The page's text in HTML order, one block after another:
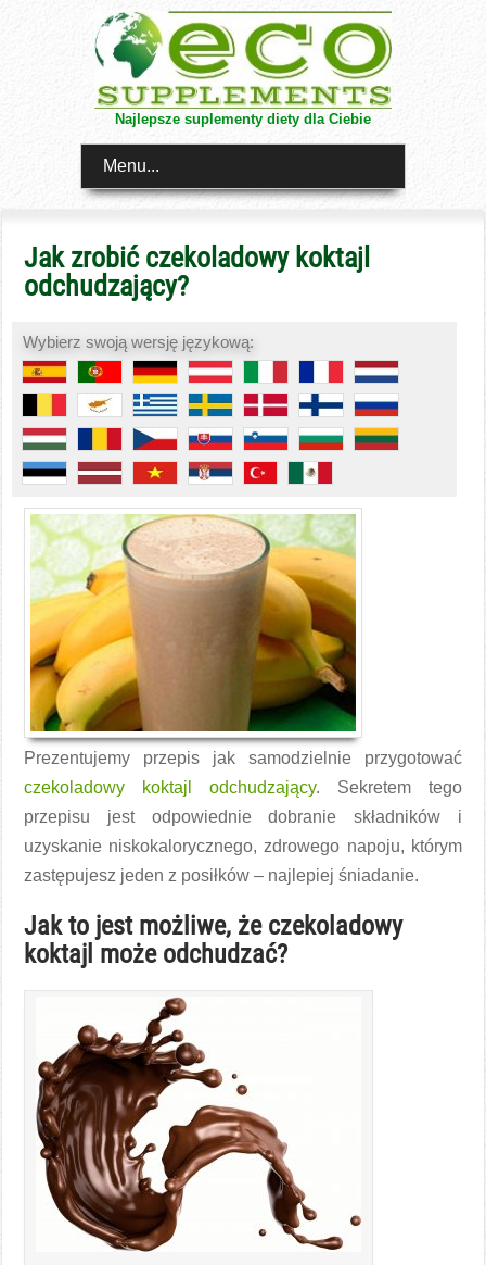
Najlepsze suplementy diety dla Ciebie
Menu...
Jak zrobić czekoladowy koktajl
odchudzający?
Wybierz swoją wersję językową:
Prezentujemy przepis jak samodzielnie przygotować
czekoladowy koktajl odchudzający. Sekretem tego
przepisu jest odpowiednie dobranie składników i
uzyskanie niskokalorycznego, zdrowego napoju, którym
zastępujesz jeden z posiłków – najlepiej śniadanie.
Jak to jest możliwe, że czekoladowy
koktajl może odchudzać?